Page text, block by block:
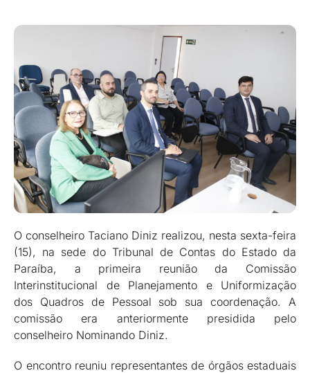
O conselheiro Taciano Diniz realizou, nesta sexta-feira
(15), na sede do Tribunal de Contas do Estado da
Paraíba, a primeira reunião da Comissão
Interinstitucional de Planejamento e Uniformização
dos Quadros de Pessoal sob sua coordenação. A
comissão era anteriormente presidida pelo
conselheiro Nominando Diniz.
O encontro reuniu representantes de órgãos estaduais